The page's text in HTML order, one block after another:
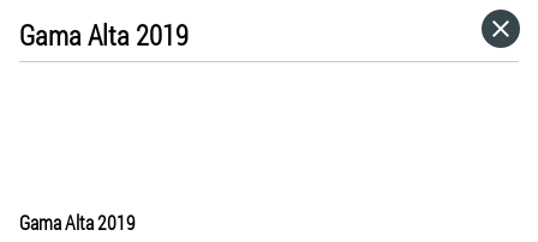
Gama Alta 2019
Gama Alta 2019